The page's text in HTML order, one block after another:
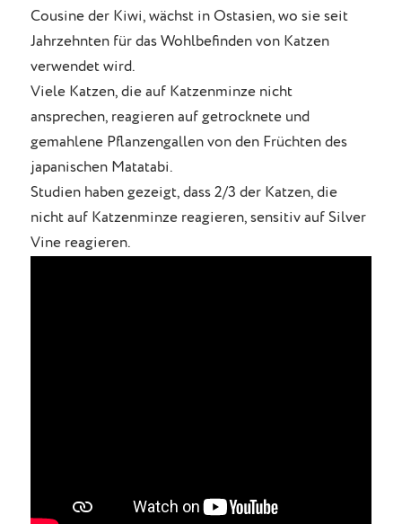
Cousine der Kiwi, wächst in Ostasien, wo sie seit
Jahrzehnten für das Wohlbefinden von Katzen
verwendet wird.
Viele Katzen, die auf Katzenminze nicht
ansprechen, reagieren auf getrocknete und
gemahlene Pflanzengallen von den Früchten des
japanischen Matatabi.
Studien haben gezeigt, dass 2/3 der Katzen, die
nicht auf Katzenminze reagieren, sensitiv auf Silver
Vine reagieren.